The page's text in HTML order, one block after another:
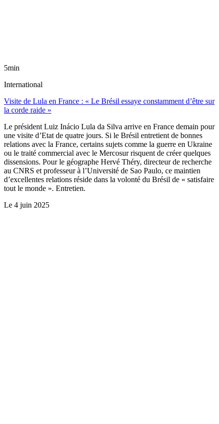
5min
International
Visite de Lula en France : « Le Brésil essaye constamment d’être sur
la corde raide »
Le président Luiz Inácio Lula da Silva arrive en France demain pour
une visite d’Etat de quatre jours. Si le Brésil entretient de bonnes
relations avec la France, certains sujets comme la guerre en Ukraine
ou le traité commercial avec le Mercosur risquent de créer quelques
dissensions. Pour le géographe Hervé Théry, directeur de recherche
au CNRS et professeur à l’Université de Sao Paulo, ce maintien
d’excellentes relations réside dans la volonté du Brésil de « satisfaire
tout le monde ». Entretien.
Le 4 juin 2025